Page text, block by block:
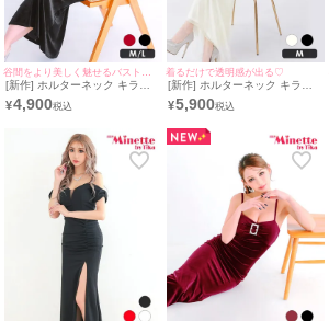
[新作] ホルターネック キラキ
ラ バストコード タイトドレス
(みのり着用/M~Lサイズ対応) |
¥4,900
着るだけで透明感が出る♡
[新作] ホルターネック キラキ
ラ 背中魅せ 白 ロングドレス
(Mサイズ対応) | myMinette/マ
¥5,900